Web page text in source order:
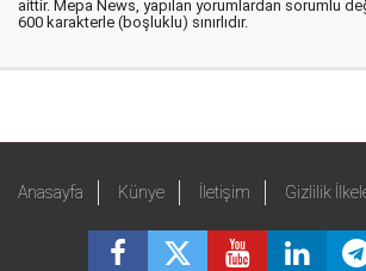
aittir. Mepa News, yapılan yorumlardan sorumlu
600 karakterle (boşluklu) sınırlıdır.
Anasayfa Künye İletişim Gizlilik